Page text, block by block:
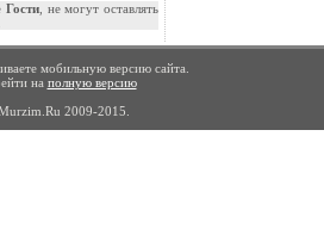
Гости, не могут оставлять
мобильную версию сайта.
на полную версию
2009-2015.